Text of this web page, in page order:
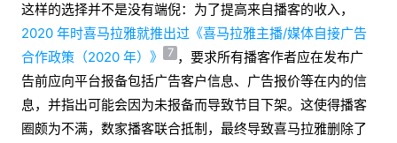
这样的选择并不是没有端倪：为了提高来自播客的收入，
2020 年时喜马拉雅就推出过《喜马拉雅主播/媒体自接广告
合作政策（2020 年）》
7 ，要求所有播客作者应在发布广
告前应向平台报备包括广告客户信息、广告报价等在内的信
息，并指出可能会因为未报备而导致节目下架。这使得播客
圈颇为不满，数家播客联合抵制，最终导致喜马拉雅删除了